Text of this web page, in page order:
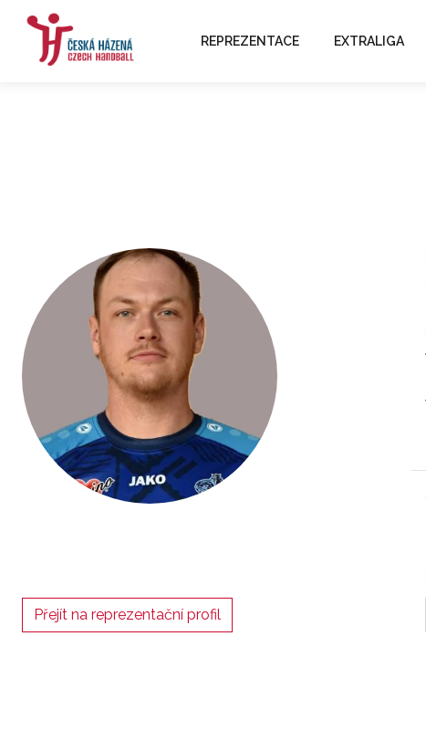
REPREZENTACE EXTRALIGA
Přejít na reprezentační profil